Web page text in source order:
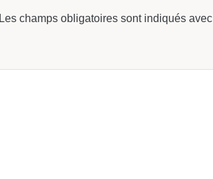
Les champs obligatoires sont indiqués avec